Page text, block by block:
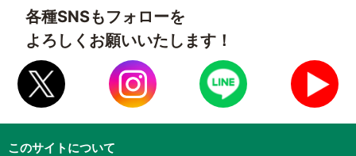
各種SNSもフォローを
よろしくお願いいたします！
このサイトについて